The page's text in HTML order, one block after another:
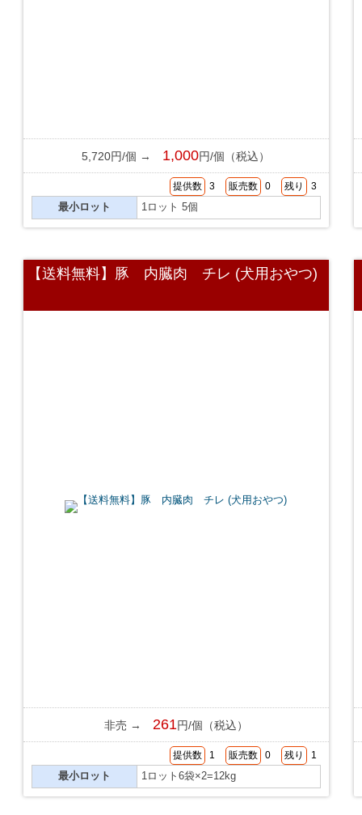
5,720円/個 → 1,000円/個（税込）
提供数 3 販売数 0 残り 3
最小ロット 1ロット 5個
【送料無料】豚 内臓肉 チレ (犬用おやつ)
非売 → 261円/個（税込）
提供数 1 販売数 0 残り 1
最小ロット 1ロット6袋×2=12kg